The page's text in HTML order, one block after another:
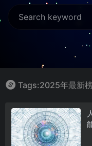
Tags:2025年最新